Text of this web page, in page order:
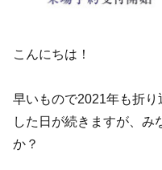
こんにちは！
早いもので2021年も折
した日が続きますが、み
か？